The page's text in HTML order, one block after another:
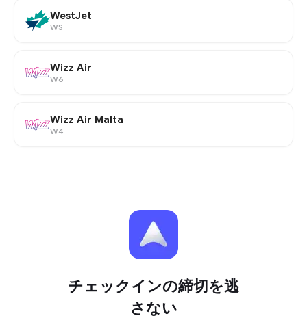
WestJet
WS
Wizz Air
W6
Wizz Air Malta
W4
チェックインの締切を逃
さない